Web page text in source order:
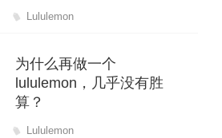
Lululemon
为什么再做一个
lululemon，几乎没有胜
算？
Lululemon